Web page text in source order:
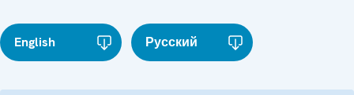
English Русский